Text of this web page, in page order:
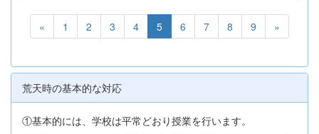
« 1 2 3 4 5 6 7 8 9 »
荒天時の基本的な対応
①基本的には、学校は平常どおり授業を行います。